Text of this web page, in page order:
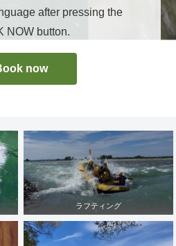
after pressing the
NOW button.
now
ラフティング